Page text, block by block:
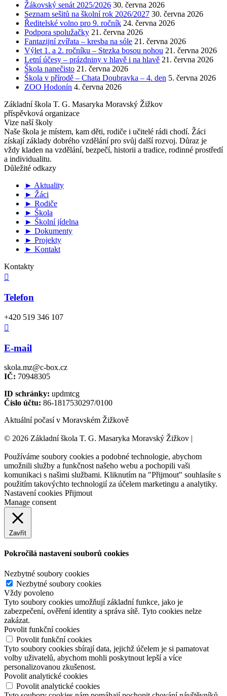
Žákovský senát 2025/2026 30. června 2026
Seznam sešitů na školní rok 2026/2027 30. června 2026
Ředitelské volno pro 9. ročník 24. června 2026
Podpora spolužačky 21. června 2026
Fantazijní zvířata – kresba na sóle 21. června 2026
Výlet 1. a 2. ročníku – Stezka bosou nohou 21. června 2026
Letní účesy – prázdniny v hlavě i na hlavě 21. června 2026
Škola nanečisto 21. června 2026
Škola v přírodě – Chata Doubravka – 4. den 5. června 2026
ZOO Hodonín 4. června 2026
Základní škola T. G. Masaryka Moravský Žižkov
příspěvková organizace
Vize naší školy
Naše škola je místem, kam děti, rodiče i učitelé rádi chodí. Žáci
získají základy dobrého vzdělání pro svůj další rozvoj. Důraz je
vždy kladen na vzdělání, bezpečí, historii a tradice, rodinné prostředí
a individualitu.
Důležité odkazy
► Aktuality
► Žáci
► Rodiče
► Škola
► Školní jídelna
► Dokumenty
► Projekty
► Kontakt
Kontakty

Telefon
+420 519 346 107

E-mail
skola.mz@c-box.cz
IČ: 70948305
ID schránky: updmtcg
Číslo účtu: 86-1817530297/0100
Aktuální počasí v Moravském Žižkově
© 2026 Základní škola T. G. Masaryka Moravský Žižkov |
Používáme soubory cookies a podobné technologie, abychom
umožnili služby a funkčnost našeho webu a pochopili vaši
komunikaci s našimi službami. Kliknutím na "Přijmout" souhlasíte s
použitím takovýchto technologií za účelem marketingu a analytiky.
Nastavení cookies Přijmout
Manage consent
Zavřít
Pokročilá nastavení souborů cookies
Nezbytné soubory cookies
Nezbytné soubory cookies
Vždy povoleno
Tyto soubory cookies umožňují základní funkce, jako je
zabezpečení, ověření identity a správa sítě. Tyto cookies nelze
zakázat.
Povolit funkční cookies
Povolit funkční cookies
Tyto soubory cookies sbírají data, jejichž účelem je si pamatovat
volby uživatelů, abychom mohli poskytnout lepší a více
personalizovanou zkušenost.
Povolit analytické cookies
Povolit analytické cookies